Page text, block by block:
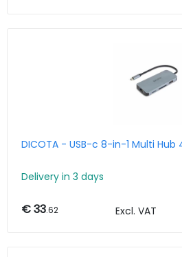
DICOTA - USB-c 8-in-1 Multi Hub
Delivery in 3 days
€ 33.62 Excl. VAT